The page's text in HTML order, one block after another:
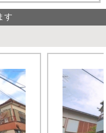
す